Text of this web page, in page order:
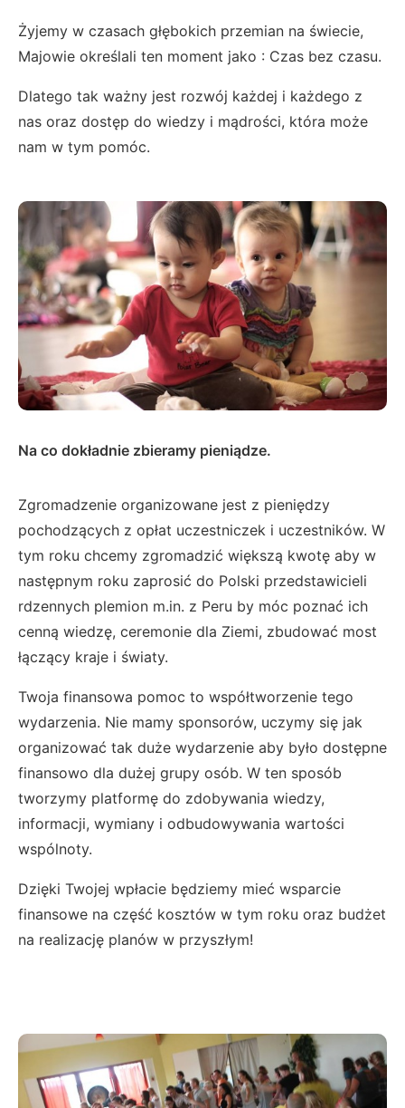
Żyjemy w czasach głębokich przemian na świecie,
Majowie określali ten moment jako : Czas bez czasu.
Dlatego tak ważny jest rozwój każdej i każdego z
nas oraz dostęp do wiedzy i mądrości, która może
nam w tym pomóc.
Na co dokładnie zbieramy pieniądze.
Zgromadzenie organizowane jest z pieniędzy
pochodzących z opłat uczestniczek i uczestników. W
tym roku chcemy zgromadzić większą kwotę aby w
następnym roku zaprosić do Polski przedstawicieli
rdzennych plemion m.in. z Peru by móc poznać ich
cenną wiedzę, ceremonie dla Ziemi, zbudować most
łączący kraje i światy.
Twoja finansowa pomoc to współtworzenie tego
wydarzenia. Nie mamy sponsorów, uczymy się jak
organizować tak duże wydarzenie aby było dostępne
finansowo dla dużej grupy osób. W ten sposób
tworzymy platformę do zdobywania wiedzy,
informacji, wymiany i odbudowywania wartości
wspólnoty.
Dzięki Twojej wpłacie będziemy mieć wsparcie
finansowe na część kosztów w tym roku oraz budżet
na realizację planów w przyszłym!